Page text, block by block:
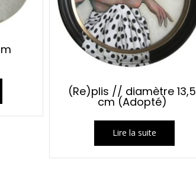
(Re)plis // diamètre 13,5
cm (Adopté)
Lire la suite